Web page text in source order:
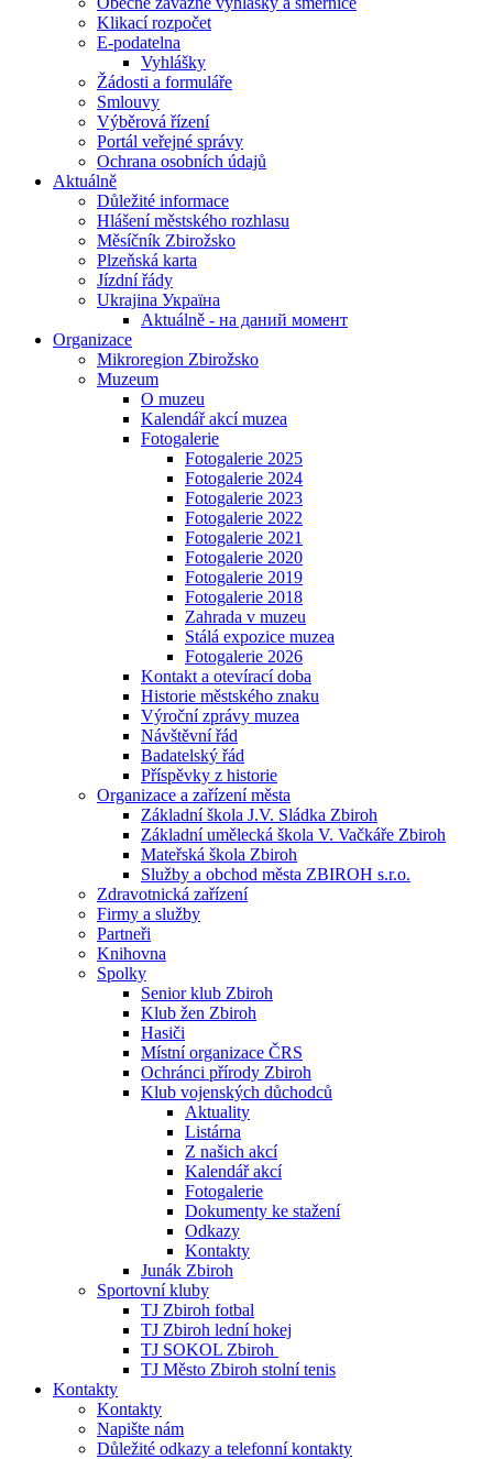
Klikací rozpočet
E-podatelna
Vyhlášky
Žádosti a formuláře
Smlouvy
Výběrová řízení
Portál veřejné správy
Ochrana osobních údajů
Aktuálně
Důležité informace
Hlášení městského rozhlasu
Měsíčník Zbirožsko
Plzeňská karta
Jízdní řády
Ukrajina Україна
Aktuálně - на даний момент
Organizace
Mikroregion Zbirožsko
Muzeum
O muzeu
Kalendář akcí muzea
Fotogalerie
Fotogalerie 2025
Fotogalerie 2024
Fotogalerie 2023
Fotogalerie 2022
Fotogalerie 2021
Fotogalerie 2020
Fotogalerie 2019
Fotogalerie 2018
Zahrada v muzeu
Stálá expozice muzea
Fotogalerie 2026
Kontakt a otevírací doba
Historie městského znaku
Výroční zprávy muzea
Návštěvní řád
Badatelský řád
Příspěvky z historie
Organizace a zařízení města
Základní škola J.V. Sládka Zbiroh
Základní umělecká škola V. Vačkáře Zbiroh
Mateřská škola Zbiroh
Služby a obchod města ZBIROH s.r.o.
Zdravotnická zařízení
Firmy a služby
Partneři
Knihovna
Spolky
Senior klub Zbiroh
Klub žen Zbiroh
Hasiči
Místní organizace ČRS
Ochránci přírody Zbiroh
Klub vojenských důchodců
Aktuality
Listárna
Z našich akcí
Kalendář akcí
Fotogalerie
Dokumenty ke stažení
Odkazy
Kontakty
Junák Zbiroh
Sportovní kluby
TJ Zbiroh fotbal
TJ Zbiroh lední hokej
TJ SOKOL Zbiroh
TJ Město Zbiroh stolní tenis
Kontakty
Kontakty
Napište nám
Důležité odkazy a telefonní kontakty